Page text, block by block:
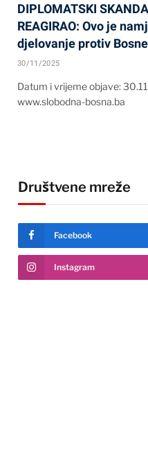
DIPLOMATSKI
REAGIRAO: Ovo je
djelovanje protiv
30/11/2025
Datum i vrijeme objave:
www.slobodna-bosna.ba
Društvene mreže
Facebook
Instagram